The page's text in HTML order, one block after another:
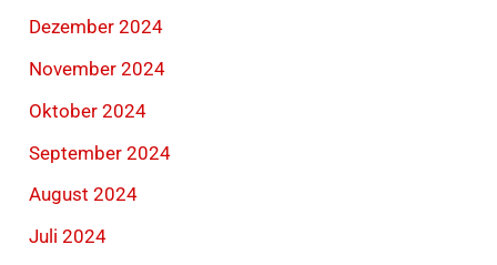
Dezember 2024
November 2024
Oktober 2024
September 2024
August 2024
Juli 2024